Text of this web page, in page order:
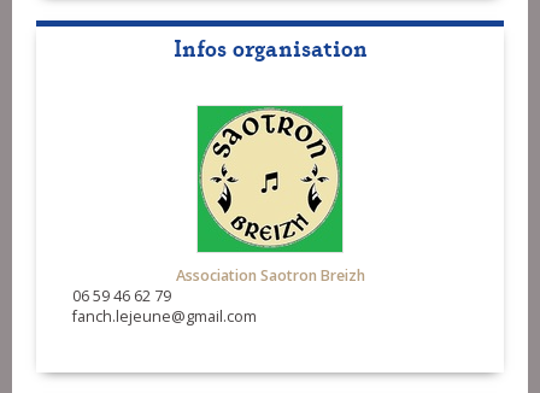
Infos organisation
Association Saotron Breizh
06 59 46 62 79
fanch.lejeune@gmail.com